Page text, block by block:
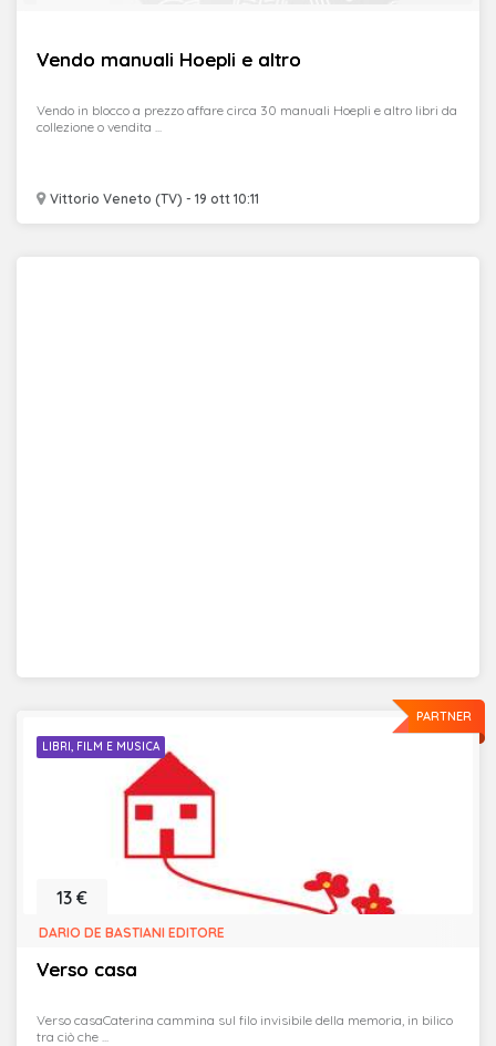
Vendo manuali Hoepli e altro
Vittorio Veneto (TV) - 19 ott 10:11
Vendo in blocco a prezzo affare circa 30 manuali Hoepli e altro libri da
collezione o vendita ...
PARTNER
LIBRI, FILM E MUSICA
Verso casa
13 €
DARIO DE BASTIANI EDITORE
Verso casaCaterina cammina sul filo invisibile della memoria, in bilico
tra ciò che ...